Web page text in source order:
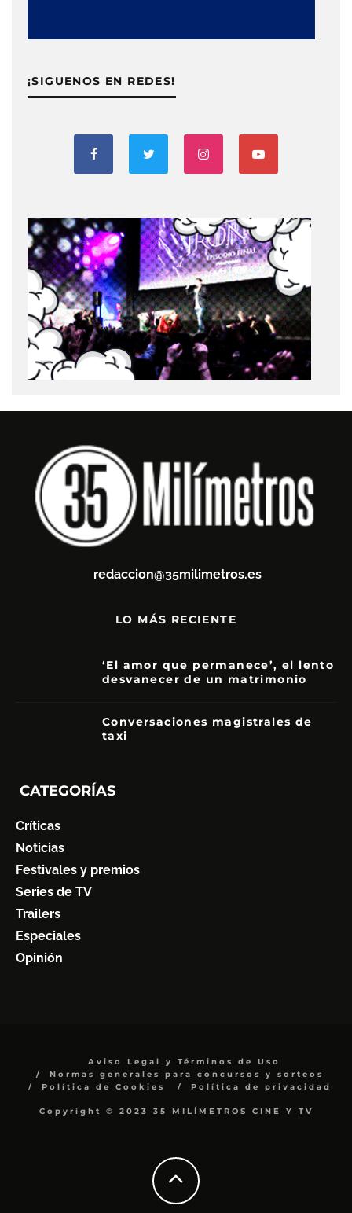
¡SIGUENOS EN REDES!
redaccion@35milimetros.es
LO MÁS RECIENTE
‘El amor que permanece’, el lento
desvanecer de un matrimonio
Conversaciones magistrales de
taxi
CATEGORÍAS
Críticas
Noticias
Festivales y premios
Series de TV
Trailers
Especiales
Opinión
Aviso Legal y Términos de Uso
Normas generales para concursos y sorteos
Política de Cookies
Política de privacidad
Copyright © 2023 35 MILÍMETROS CINE Y TV